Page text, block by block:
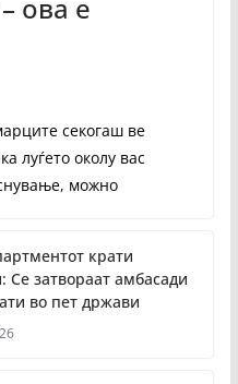
ова е
секогаш ве
луѓето околу вас
можно
крати
Се затвораат амбасади
во пет држави